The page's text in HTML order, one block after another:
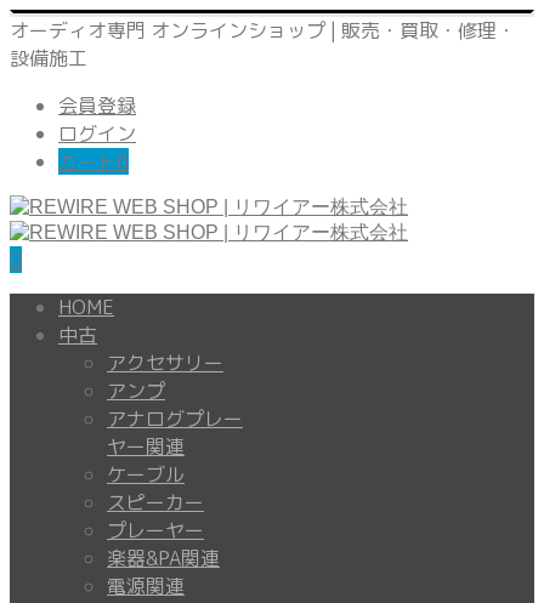
オーディオ専門 オンラインショップ | 販売・買取・修理・
設備施工
会員登録
ログイン
カート0
0
HOME
中古
アクセサリー
アンプ
アナログプレー
ヤー関連
ケーブル
スピーカー
プレーヤー
楽器&PA関連
電源関連